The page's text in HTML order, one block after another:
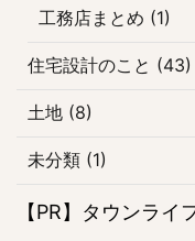
工務店まとめ (1)
住宅設計のこと (43)
土地 (8)
未分類 (1)
【PR】タウンライ